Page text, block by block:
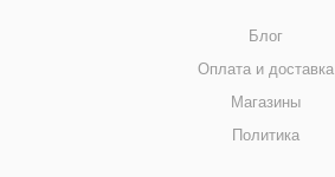
Блог
Оплата и доставка
Магазины
Политика